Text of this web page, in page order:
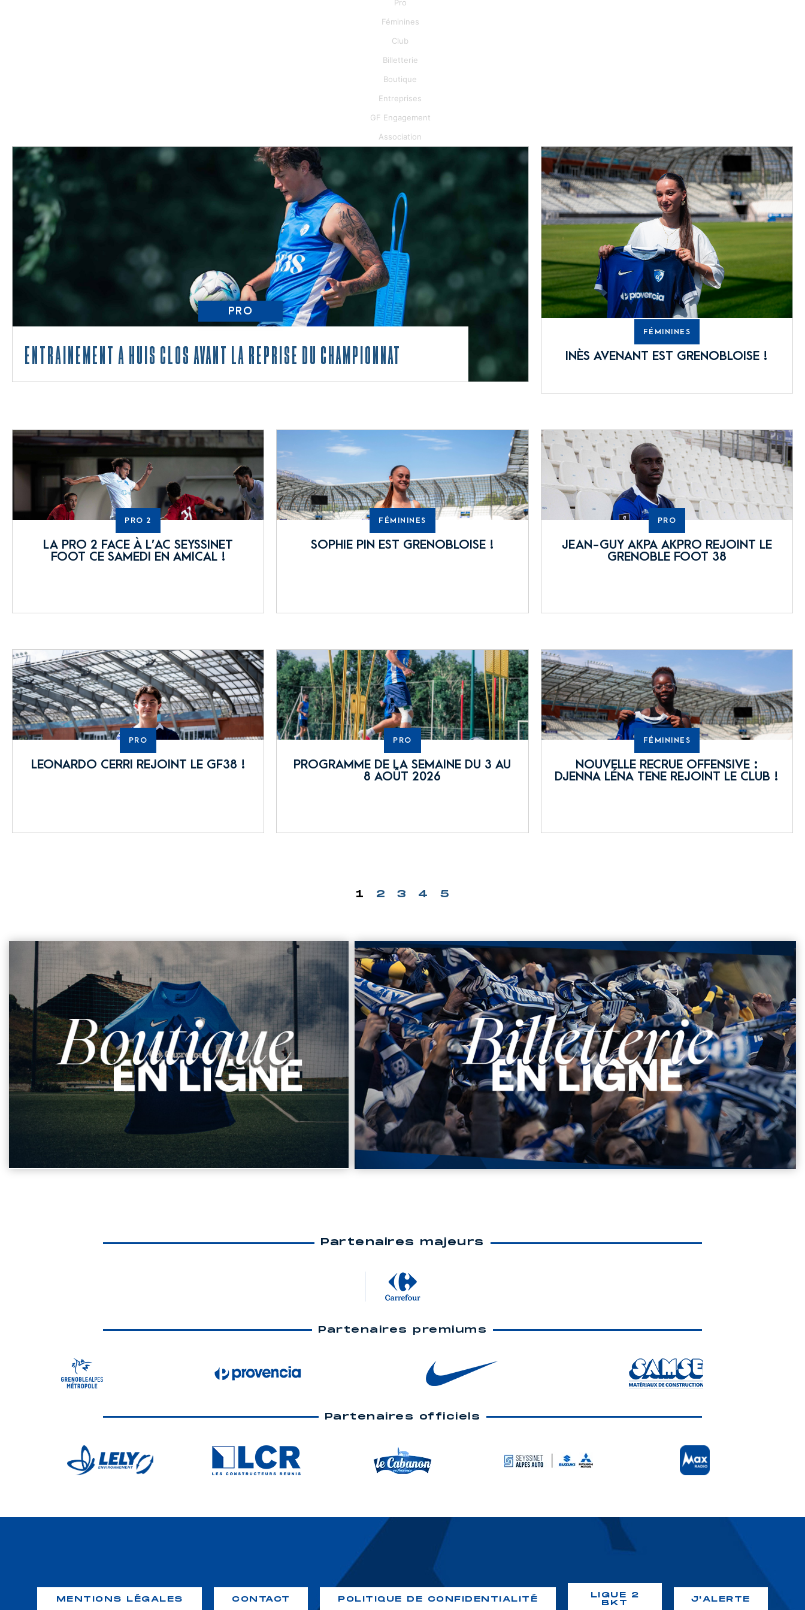
Pro
Féminines
Club
Billetterie
Boutique
Entreprises
GF Engagement
Association
Entraînement à huis clos avant la reprise du championnat
PRO
FÉMININES
INÈS AVENANT EST GRENOBLOISE !
PRO 2
LA PRO 2 FACE À L’AC SEYSSINET
FOOT CE SAMEDI EN AMICAL !
FÉMININES
SOPHIE PIN EST GRENOBLOISE !
PRO
JEAN-GUY AKPA AKPRO REJOINT LE
GRENOBLE FOOT 38
PRO
LEONARDO CERRI REJOINT LE GF38 !
PRO
PROGRAMME DE LA SEMAINE DU 3 AU
8 AOÛT 2026
FÉMININES
NOUVELLE RECRUE OFFENSIVE :
DJENNA LÉNA TENE REJOINT LE CLUB !
1 2 3 4 5
Partenaires majeurs
Partenaires premiums
Partenaires officiels
MENTIONS LÉGALES CONTACT POLITIQUE DE CONFIDENTIALITÉ
LIGUE 2
BKT
J'ALERTE